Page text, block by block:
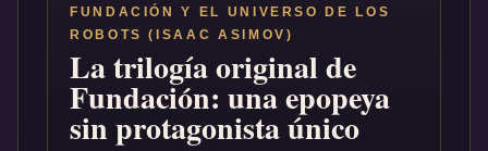
FUNDACIÓN Y EL UNIVERSO DE LOS
ROBOTS (ISAAC ASIMOV)
La trilogía original de
Fundación: una epopeya
sin protagonista único